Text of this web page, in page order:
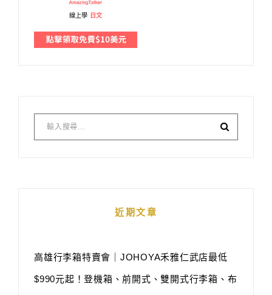
線上學 日文
近期文章
高雄行李箱特賣會｜JOHOYA禾雅仁武店最低
$990元起！登機箱、前開式、雙開式行李箱、布